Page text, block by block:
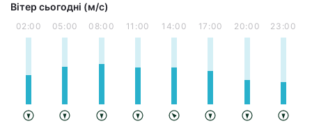
Вітер сьогодні (м/с)
02:00 05:00 08:00 11:00 14:00 17:00 20:00 23:00